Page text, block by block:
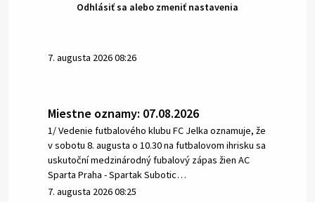
Odhlásiť sa alebo zmeniť nastavenia
7. augusta 2026 08:26
Miestne oznamy: 07.08.2026
1/ Vedenie futbalového klubu FC Jelka oznamuje, že
v sobotu 8. augusta o 10.30 na futbalovom ihrisku sa
uskutoční medzinárodný fubalový zápas žien AC
Sparta Praha - Spartak Subotic…
7. augusta 2026 08:25